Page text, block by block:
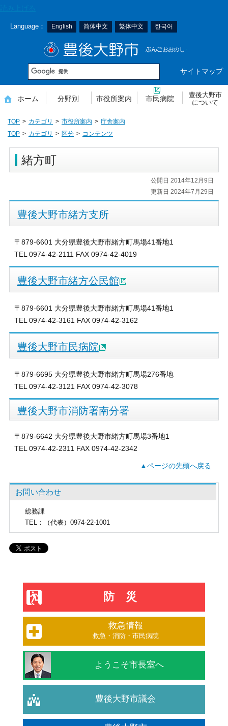
Language： English 简体中文 繁体中文 한국어
サイトマップ
ホーム 分野別 市役所案内 市民病院
豊後大野市
について
TOP カテゴリ 市役所案内
庁舎案内
TOP
カテゴリ 区分 コンテンツ
緒方町
公開日 2014年12月9日
更新日 2024年7月29日
豊後大野市緒方支所
〒879-6601 大分県豊後大野市緒方町馬場41番地1
TEL 0974-42-2111 FAX 0974-42-4019
豊後大野市緒方公民館
〒879-6601 大分県豊後大野市緒方町馬場41番地1
TEL 0974-42-3161 FAX 0974-42-3162
豊後大野市民病院
〒879-6695 大分県豊後大野市緒方町馬場276番地
TEL 0974-42-3121 FAX 0974-42-3078
豊後大野市消防署南分署
〒879-6642 大分県豊後大野市緒方町馬場3番地1
TEL 0974-42-2311 FAX 0974-42-2342
▲ページの先頭へ戻る
お問い合わせ
総務課
TEL ：（代表）0974-22-1001
防災
救急情報
救急・消防・市民病院
ようこそ市長室へ
豊後大野市議会